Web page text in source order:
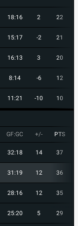
18:16 2 22
15:17 -2 21
16:13 3 20
8:14 -6 12
11:21 -10 10
GF:GC +/- PTS
32:18 14 37
31:19 12 36
28:16 12 35
25:20 5 29